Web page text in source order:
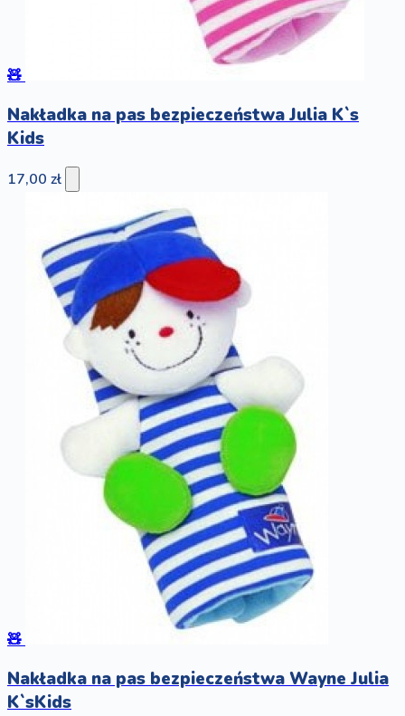
🧸
Nakładka na pas bezpieczeństwa Julia K`s
Kids
17,00 zł
🧸
Nakładka na pas bezpieczeństwa Wayne Julia
K`sKids